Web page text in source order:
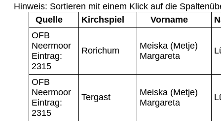
Hinweis: Sortieren mit einem Klick auf die
Quelle
Kirchspiel Vorname
OFB
Neermoor
Eintrag:
2315
Rorichum
Meiska (Metje)
Margareta
OFB
Neermoor
Eintrag:
2315
Tergast
Meiska (Metje)
Margareta